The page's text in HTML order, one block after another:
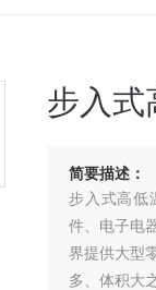
步入式
简要描述：
步入式高低
件、电子电
界提供大型
多、体积大